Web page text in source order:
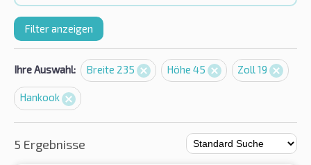
Filter anzeigen
Ihre Auswahl: Breite 235 Höhe 45 Zoll 19
Hankook
5 Ergebnisse